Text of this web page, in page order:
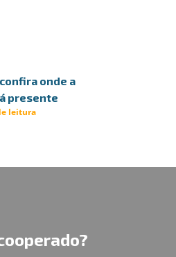
onde a
presente
leitura